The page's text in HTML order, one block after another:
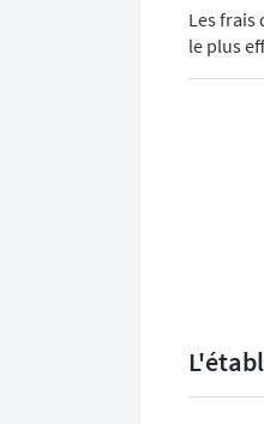
Les frais
le plus